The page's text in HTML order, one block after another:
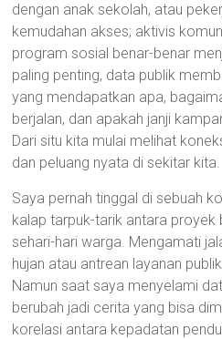
dengan anak sekolah, atau
kemudahan akses; aktivis
program sosial benar-benar
paling penting, data publik
yang mendapatkan apa,
berjalan, dan apakah janji
Dari situ kita mulai melihat
dan peluang nyata di sekitar kita.
Saya pernah tinggal di sebuah
kalap tarpuk-tarik antara proyek
sehari-hari warga. Mengamati
hujan atau antrean layanan
Namun saat saya menyelami
berubah jadi cerita yang bisa
korelasi antara kepadatan